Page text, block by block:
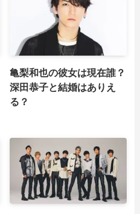
亀梨和也の彼女は現在誰？
深田恭子と結婚はありえ
る？